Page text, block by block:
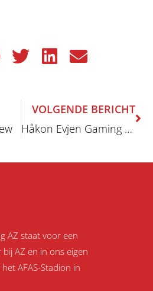
VOLGENDE BERICHT
Håkon Evjen Gaming en esports!
AZ staat voor een
AZ en in ons eigen
AFAS-Stadion in